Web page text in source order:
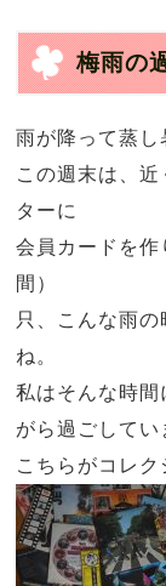
梅雨の
雨が降って蒸し
この週末は、
ターに
会員カードを
間）
只、こんな雨
ね。
私はそんな時
がら過ごしてい
こちらがコレク